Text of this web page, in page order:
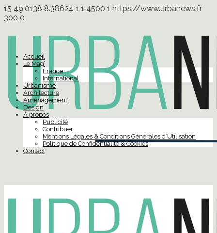
15 49.0138 8.38624 1 1 4500 1 https://www.urbanews.fr
300 0
Accueil
Le Mag’
France
International
Urbanisme
Architecture
Aménagement
Design
À propos
Publicité
Contribuer
Mentions Légales & Conditions Générales d’Utilisation
Politique de Confidentialité & Cookies
Contact